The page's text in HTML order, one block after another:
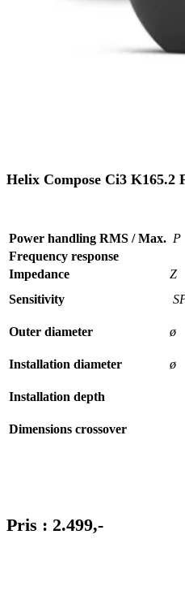
Helix Compose Ci3 K165.2
Power handling RMS / Max. P
Frequency response
Impedance
Z
Sensitivity
Outer diameter
ø
Installation diameter
ø
Installation depth
Dimensions crossover
Pris : 2.499,-